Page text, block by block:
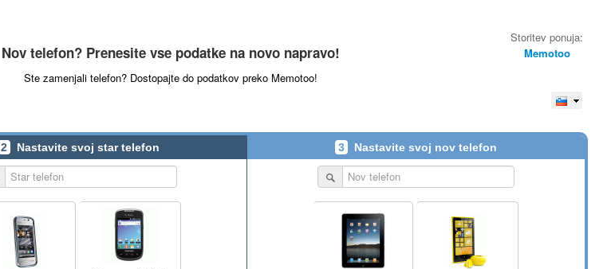
Nov telefon? Prenesite vse podatke na novo napravo!
Ste zamenjali telefon? Dostopajte do podatkov preko Memotoo!
Storitev ponuja:
Memotoo
2 Nastavite svoj star telefon 3 Nastavite svoj nov telefon